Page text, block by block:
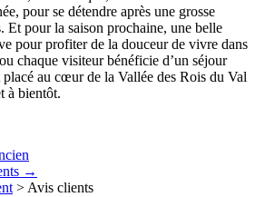
pour se détendre après une grosse
Et pour la saison prochaine, une belle
pour profiter de la douceur de vivre dans
chaque visiteur bénéficie d’un séjour
au cœur de la Vallée des Rois du Val
à bientôt.
→
> Avis clients